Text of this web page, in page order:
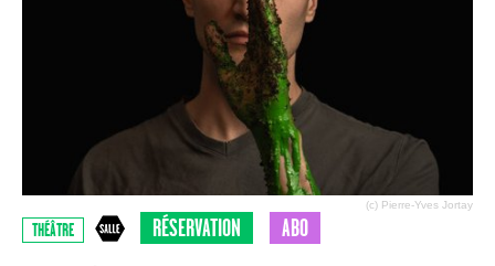
(c) Pierre-Yves Jortay
THÉÂTRE RÉSERVATION ABO